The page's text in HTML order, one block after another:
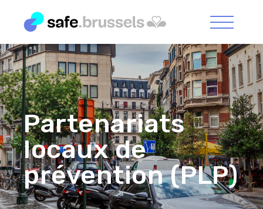
Partenariats
locaux de
prévention (PLP)